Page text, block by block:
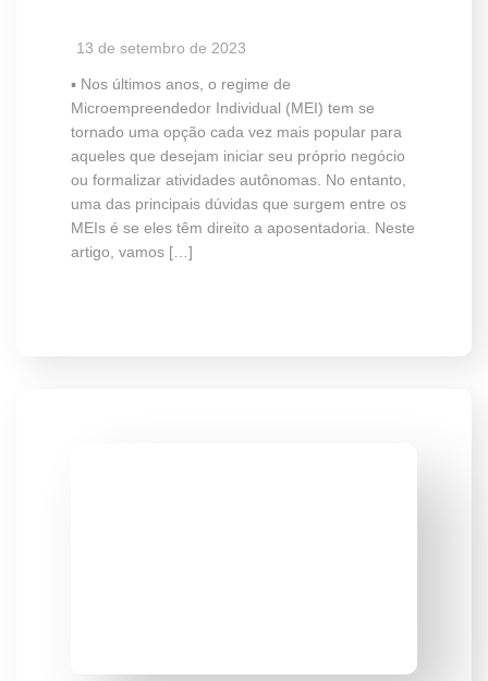
13 de setembro de 2023
▪️ Nos últimos anos, o regime de
Microempreendedor Individual (MEI) tem se
tornado uma opção cada vez mais popular para
aqueles que desejam iniciar seu próprio negócio
ou formalizar atividades autônomas. No entanto,
uma das principais dúvidas que surgem entre os
MEIs é se eles têm direito a aposentadoria. Neste
artigo, vamos […]